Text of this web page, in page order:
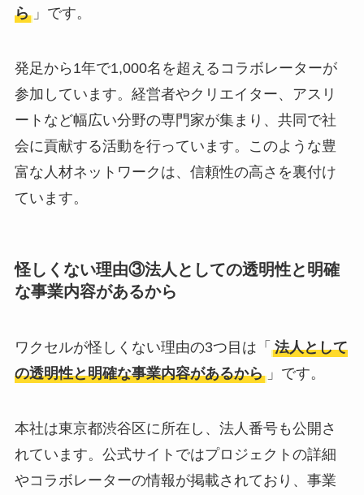
ら 」です。
発足から1年で1,000名を超えるコラボレーターが
参加しています。経営者やクリエイター、アスリ
ートなど幅広い分野の専門家が集まり、共同で社
会に貢献する活動を行っています。このような豊
富な人材ネットワークは、信頼性の高さを裏付け
ています。
怪しくない理由③法人としての透明性と明確
な事業内容があるから
ワクセルが怪しくない理由の3つ目は「 法人として
の透明性と明確な事業内容があるから 」です。
本社は東京都渋谷区に所在し、法人番号も公開さ
れています。公式サイトではプロジェクトの詳細
やコラボレーターの情報が掲載されており、事業